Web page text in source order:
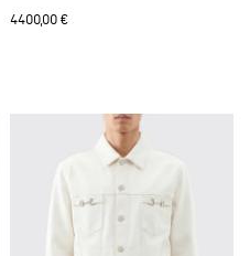
4400,00 €